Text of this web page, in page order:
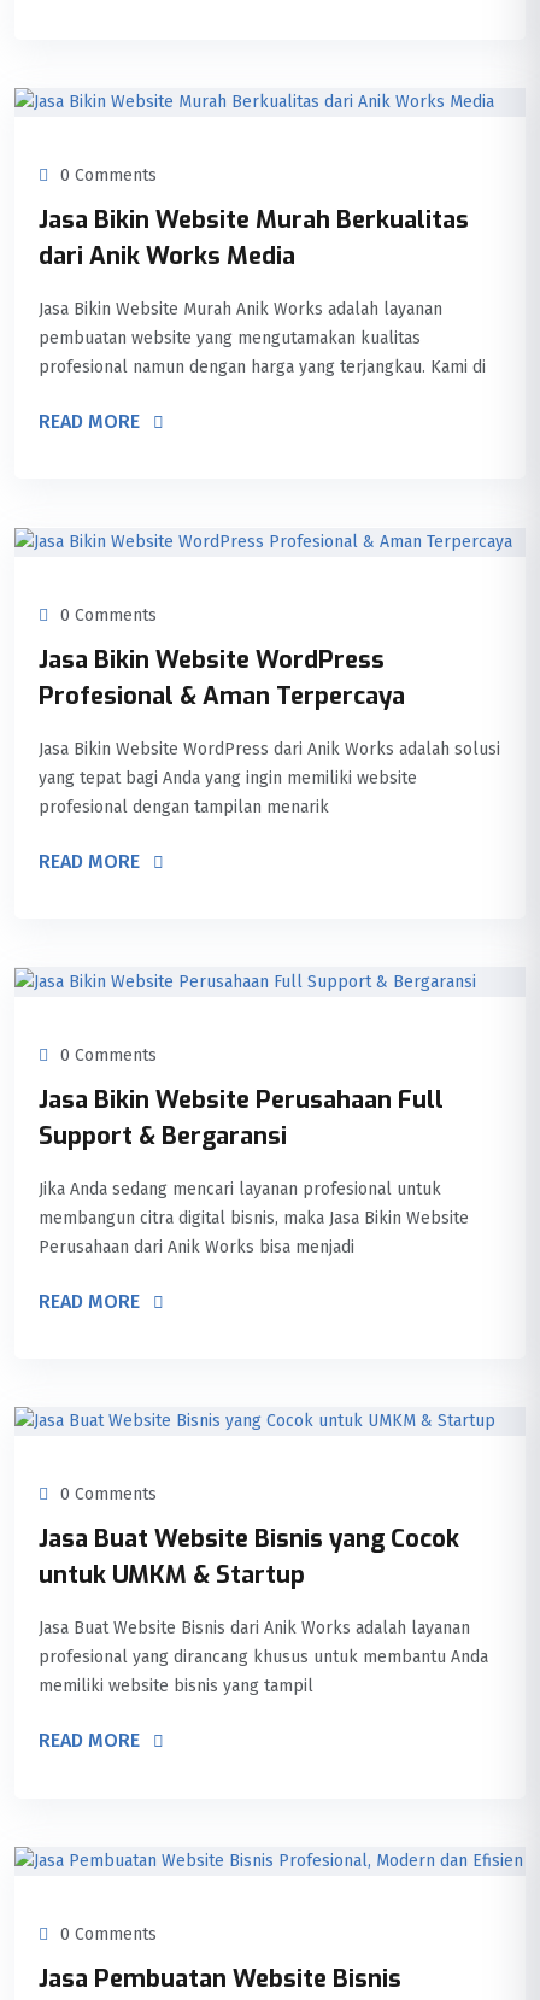
0 Comments
Jasa Bikin Website Murah Berkualitas
dari Anik Works Media
Jasa Bikin Website Murah Anik Works adalah layanan
pembuatan website yang mengutamakan kualitas
profesional namun dengan harga yang terjangkau. Kami di
READ MORE
0 Comments
Jasa Bikin Website WordPress
Profesional & Aman Terpercaya
Jasa Bikin Website WordPress dari Anik Works adalah solusi
yang tepat bagi Anda yang ingin memiliki website
profesional dengan tampilan menarik
READ MORE
0 Comments
Jasa Bikin Website Perusahaan Full
Support & Bergaransi
Jika Anda sedang mencari layanan profesional untuk
membangun citra digital bisnis, maka Jasa Bikin Website
Perusahaan dari Anik Works bisa menjadi
READ MORE
0 Comments
Jasa Buat Website Bisnis yang Cocok
untuk UMKM & Startup
Jasa Buat Website Bisnis dari Anik Works adalah layanan
profesional yang dirancang khusus untuk membantu Anda
memiliki website bisnis yang tampil
READ MORE
0 Comments
Jasa Pembuatan Website Bisnis